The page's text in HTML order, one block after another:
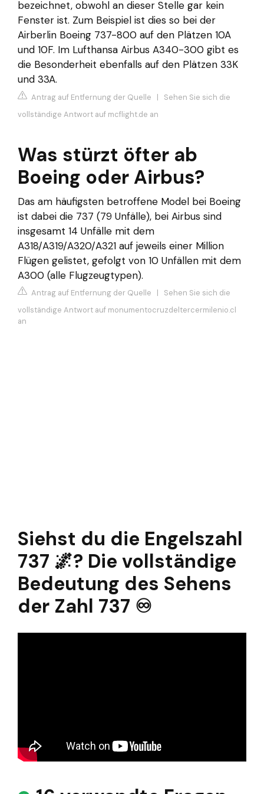
bezeichnet, obwohl an dieser Stelle gar kein
Fenster ist. Zum Beispiel ist dies so bei der
Airberlin Boeing 737-800 auf den Plätzen 10A
und 10F. Im Lufthansa Airbus A340-300 gibt es
die Besonderheit ebenfalls auf den Plätzen 33K
und 33A.
Antrag auf Entfernung der Quelle | Sehen Sie sich die
vollständige Antwort auf mcflight.de an
Was stürzt öfter ab
Boeing oder Airbus?
Das am häufigsten betroffene Model bei Boeing
ist dabei die 737 (79 Unfälle), bei Airbus sind
insgesamt 14 Unfälle mit dem
A318/A319/A320/A321 auf jeweils einer Million
Flügen gelistet, gefolgt von 10 Unfällen mit dem
A300 (alle Flugzeugtypen).
Antrag auf Entfernung der Quelle | Sehen Sie sich die
vollständige Antwort auf monumentocruzdeltercermilenio.cl
an
Siehst du die Engelszahl
737 🌌? Die vollständige
Bedeutung des Sehens
der Zahl 737 ♾️